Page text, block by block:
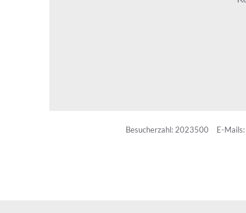
Besucherzahl: 2023500
E-